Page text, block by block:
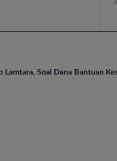
Soal Dana Bantuan